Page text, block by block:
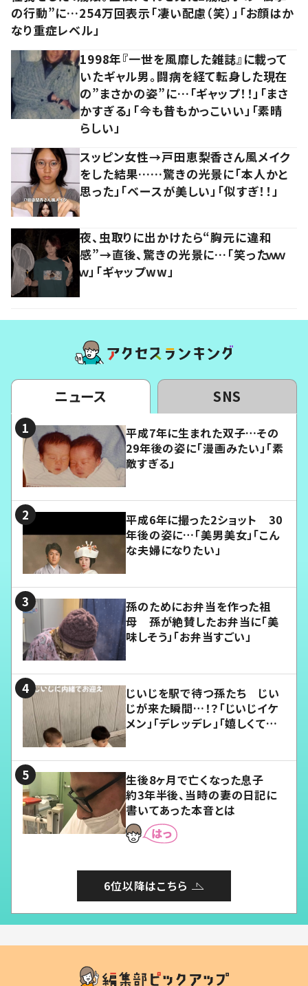
の行動”に…254万回表示「凄い配慮（笑）」「お顔はか
なり重症レベル」
1998年『一世を風靡した雑誌』に載って
いたギャル男。闘病を経て転身した現在
の”まさかの姿”に…「ギャップ！！」「まさ
かすぎる」「今も昔もかっこいい」「素晴
らしい」
スッピン女性→戸田恵梨香さん風メイク
をした結果……驚きの光景に「本人かと
思った」「ベースが美しい」「似すぎ！！」
夜、虫取りに出かけたら“胸元に違和
感”→直後、驚きの光景に…「笑ったｗｗ
ｗ」「ギャップww」
ニュース SNS
平成7年に生まれた双子…その
29年後の姿に「漫画みたい」「素
敵すぎる」
平成6年に撮った2ショット 30
年後の姿に…「美男美女」「こん
な夫婦になりたい」
孫のためにお弁当を作った祖
母 孫が絶賛したお弁当に「美
味しそう」「お弁当すごい」
じいじを駅で待つ孫たち じい
じが来た瞬間…！？「じいじイケ
メン」「デレッデレ」「嬉しくて可
生後8ヶ月で亡くなった息子
約3年半後、当時の妻の日記に
書いてあった本音とは
6位以降はこちら